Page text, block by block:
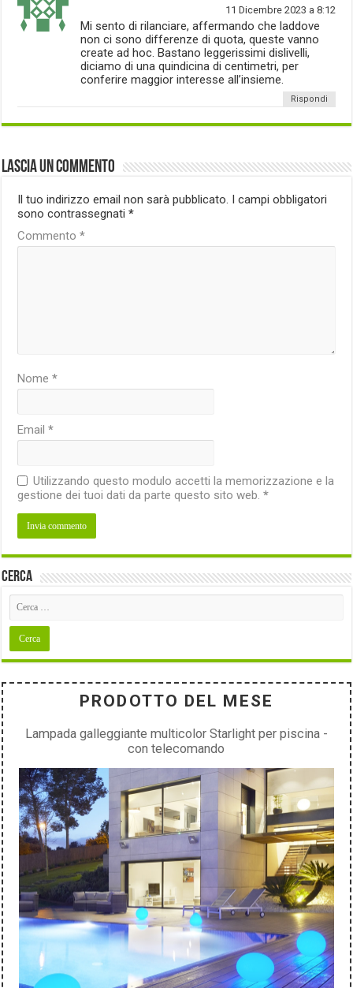
11 Dicembre 2023 a 8:12
Mi sento di rilanciare, affermando che laddove
non ci sono differenze di quota, queste vanno
create ad hoc. Bastano leggerissimi dislivelli,
diciamo di una quindicina di centimetri, per
conferire maggior interesse all’insieme.
Rispondi
Lascia un commento
Il tuo indirizzo email non sarà pubblicato. I campi obbligatori
sono contrassegnati*
Commento*
Nome*
Email*
Utilizzando questo modulo accetti la memorizzazione e la
gestione dei tuoi dati da parte questo sito web.*
Cerca
PRODOTTO DEL MESE
Lampada galleggiante multicolor Starlight per piscina -
con telecomando